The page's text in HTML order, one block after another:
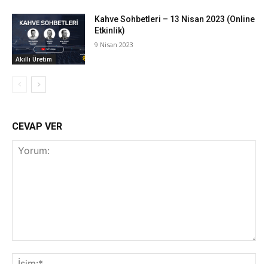
Akıllı Üretim
Kahve Sohbetleri – 13 Nisan 2023 (Online
Etkinlik)
9 Nisan 2023
CEVAP VER